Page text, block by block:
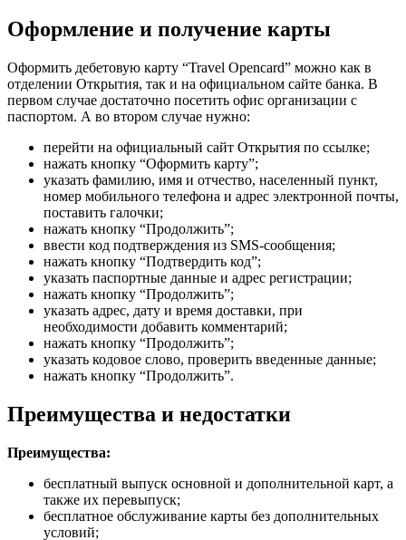
Оформление и получение карты
Оформить дебетовую карту “Travel Opencard” можно как в
отделении Открытия, так и на официальном сайте банка. В
первом случае достаточно посетить офис организации с
паспортом. А во втором случае нужно:
перейти на официальный сайт Открытия по ссылке;
нажать кнопку “Оформить карту”;
указать фамилию, имя и отчество, населенный пункт,
номер мобильного телефона и адрес электронной почты,
поставить галочки;
нажать кнопку “Продолжить”;
ввести код подтверждения из SMS-сообщения;
нажать кнопку “Подтвердить код”;
указать паспортные данные и адрес регистрации;
нажать кнопку “Продолжить”;
указать адрес, дату и время доставки, при
необходимости добавить комментарий;
нажать кнопку “Продолжить”;
указать кодовое слово, проверить введенные данные;
нажать кнопку “Продолжить”.
Преимущества и недостатки
Преимущества:
бесплатный выпуск основной и дополнительной карт, а
также их перевыпуск;
бесплатное обслуживание карты без дополнительных
условий;